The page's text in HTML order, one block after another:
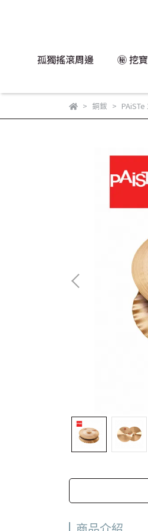
孤獨搖滾周邊 ㊙️ 挖
銅鈸